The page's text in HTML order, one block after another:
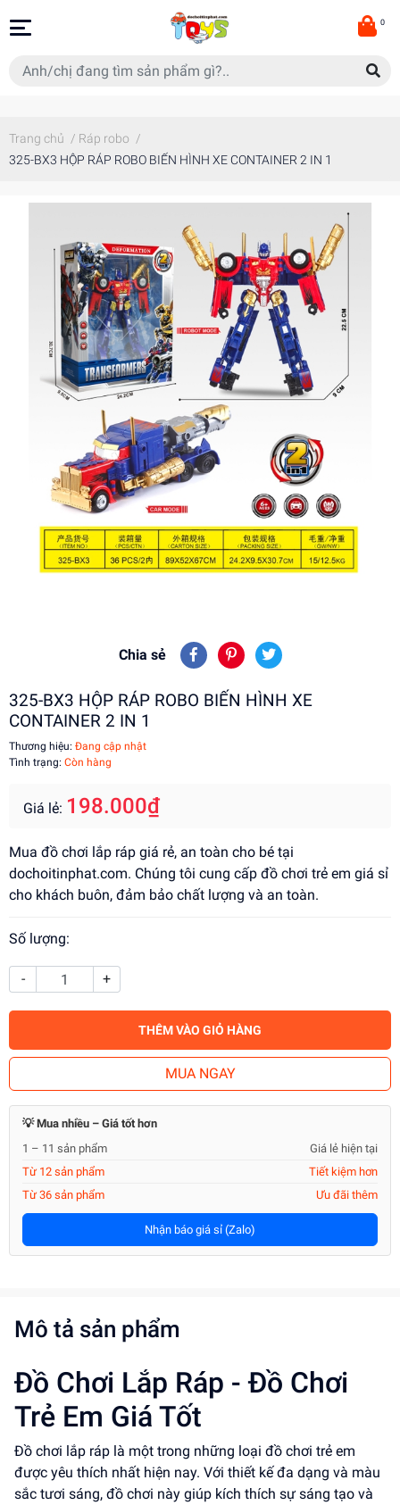
0
Trang chủ / Ráp robo /
325-BX3 HỘP RÁP ROBO BIẾN HÌNH XE CONTAINER 2 IN 1
Chia sẻ
325-BX3 HỘP RÁP ROBO BIẾN HÌNH XE
CONTAINER 2 IN 1
Thương hiệu: Đang cập nhật
Tình trạng: Còn hàng
Giá lẻ: 198.000₫
Mua đồ chơi lắp ráp giá rẻ, an toàn cho bé tại
dochoitinphat.com. Chúng tôi cung cấp đồ chơi trẻ em giá sỉ
cho khách buôn, đảm bảo chất lượng và an toàn.
Số lượng:
- +
THÊM VÀO GIỎ HÀNG
MUA NGAY
💡 Mua nhiều – Giá tốt hơn
1 – 11 sản phẩm
Giá lẻ hiện tại
Từ 12 sản phẩm
Tiết kiệm hơn
Từ 36 sản phẩm
Ưu đãi thêm
Nhận báo giá sỉ (Zalo)
Mô tả sản phẩm
Đồ Chơi Lắp Ráp - Đồ Chơi
Trẻ Em Giá Tốt
Đồ chơi lắp ráp là một trong những loại đồ chơi trẻ em
được yêu thích nhất hiện nay. Với thiết kế đa dạng và màu
sắc tươi sáng, đồ chơi này giúp kích thích sự sáng tạo và